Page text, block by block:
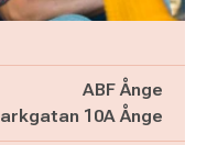
ABF Ånge
10A Ånge